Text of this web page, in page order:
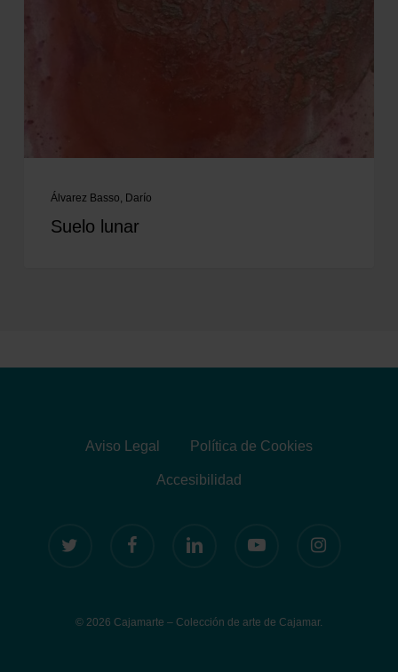
Álvarez Basso, Darío
Suelo lunar
Aviso Legal Política de Cookies
Accesibilidad
© 2026 Cajamarte – Colección de arte de Cajamar.